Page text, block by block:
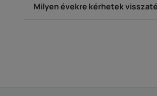
Milyen évekre kérhetek